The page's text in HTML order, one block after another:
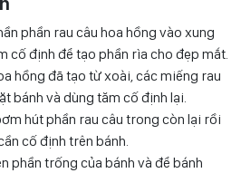
phần rau câu hoa hồng vào xung
cố định để tạo phần rìa cho đẹp mắt.
hồng đã tạo từ xoài, các miếng rau
bánh và dùng tăm cố định lại.
hút phần rau câu trong còn lại rồi
cố định trên bánh.
phần trống của bánh và để bánh